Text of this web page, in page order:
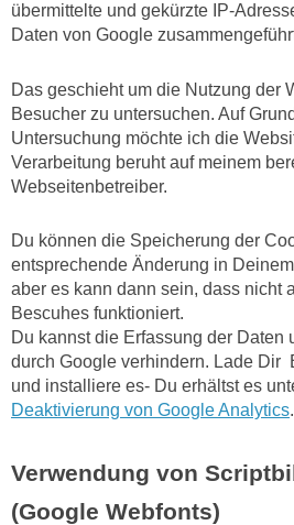
übermittelte und gekürzte IP-
Daten von Google
Das geschieht um die Nutzung der
Besucher zu untersuchen. Auf
Untersuchung möchte ich die
Verarbeitung beruht auf meinem
Webseitenbetreiber.
Du können die Speicherung der
entsprechende Änderung in
aber es kann dann sein, dass nicht
Bescuhes funktioniert.
Du kannst die Erfassung der Daten
durch Google verhindern. Lade Dir
und installiere es- Du erhältst es
Deaktivierung von Google Analytics.
Verwendung von
(Google Webfonts)